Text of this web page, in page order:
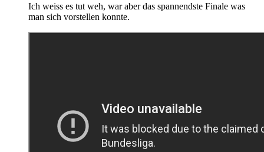
Ich weiss es tut weh, war aber das spannendste Finale was
man sich vorstellen konnte.